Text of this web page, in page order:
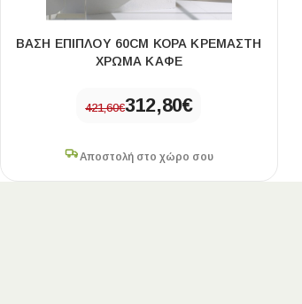
ΒΑΣΗ ΕΠΙΠΛΟΥ 60CM ΚΟΡΑ ΚΡΕΜΑΣΤΗ
ΧΡΩΜΑ ΚΑΦΕ
421,60€312,80€
Αποστολή στο χώρο σου